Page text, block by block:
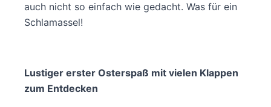
auch nicht so einfach wie gedacht. Was für ein
Schlamassel!
Lustiger erster Osterspaß mit vielen Klappen
zum Entdecken